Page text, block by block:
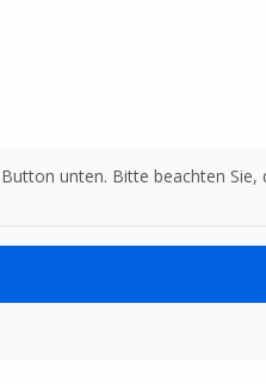
unten. Bitte beachten